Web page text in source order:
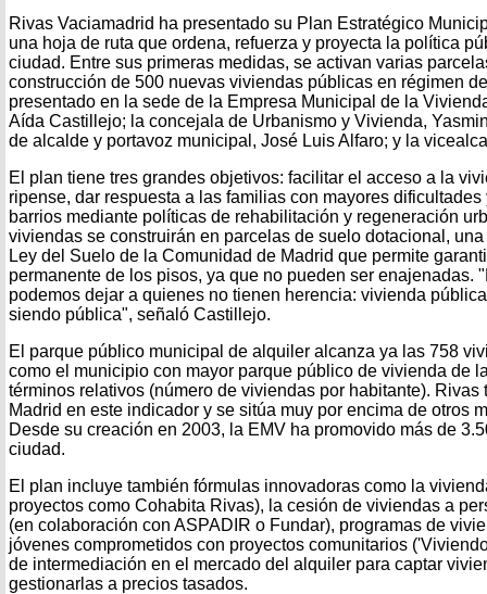
Rivas Vaciamadrid ha presentado su Plan Estratégico
una hoja de ruta que ordena, refuerza y proyecta la política
ciudad. Entre sus primeras medidas, se activan varias
construcción de 500 nuevas viviendas públicas en régimen
presentado en la sede de la Empresa Municipal de la
Aída Castillejo; la concejala de Urbanismo y Vivienda,
de alcalde y portavoz municipal, José Luis Alfaro; y la
El plan tiene tres grandes objetivos: facilitar el acceso a la
ripense, dar respuesta a las familias con mayores
barrios mediante políticas de rehabilitación y regeneración
viviendas se construirán en parcelas de suelo dotacional,
Ley del Suelo de la Comunidad de Madrid que permite
permanente de los pisos, ya que no pueden ser enajenadas.
podemos dejar a quienes no tienen herencia: vivienda
siendo pública", señaló Castillejo.
El parque público municipal de alquiler alcanza ya las 758
como el municipio con mayor parque público de vivienda de
términos relativos (número de viviendas por habitante). Rivas
Madrid en este indicador y se sitúa muy por encima de otros
Desde su creación en 2003, la EMV ha promovido más de
ciudad.
El plan incluye también fórmulas innovadoras como la
proyectos como Cohabita Rivas), la cesión de viviendas a
(en colaboración con ASPADIR o Fundar), programas de
jóvenes comprometidos con proyectos comunitarios
de intermediación en el mercado del alquiler para captar
gestionarlas a precios tasados.